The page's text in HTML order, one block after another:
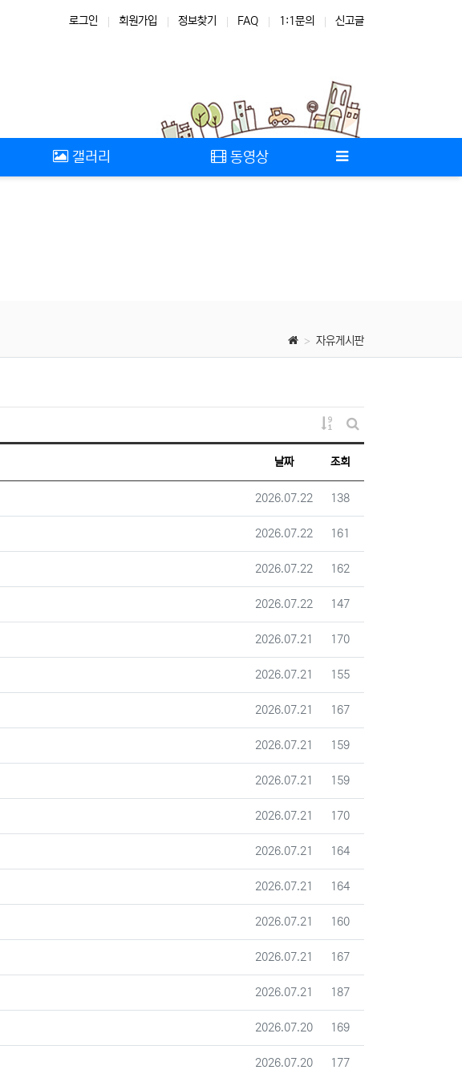
로그인 회원가입 정보찾기 FAQ 1:1문의 신고글
갤러리 동영상
자유게시판
게시물 정렬
게시판 검색
날짜 조회
등록일
2026.07.22 조회
138
등록일
2026.07.22 조회
161
등록일
2026.07.22 조회
162
등록일
2026.07.22 조회
147
등록일
2026.07.21 조회
170
등록일
2026.07.21 조회
155
등록일
2026.07.21 조회
167
등록일
2026.07.21 조회
159
등록일
2026.07.21 조회
159
등록일
2026.07.21 조회
170
등록일
2026.07.21 조회
164
등록일
2026.07.21 조회
164
등록일
2026.07.21 조회
160
등록일
2026.07.21 조회
167
등록일
2026.07.21 조회
187
등록일
2026.07.20 조회
169
등록일
2026.07.20 조회
177